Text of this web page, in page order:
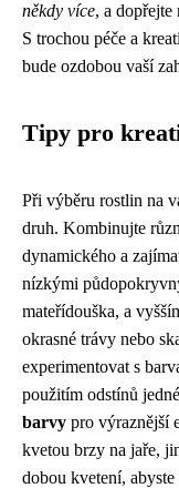
někdy více, a dopřejte
S trochou péče a
bude ozdobou vaší
Tipy pro
Při výběru rostlin na
druh. Kombinujte
dynamického a
nízkými
mateřídouška, a
okrasné trávy nebo
experimentovat s
použitím odstínů
barvy pro výraznější
kvetou brzy na jaře,
dobou kvetení,